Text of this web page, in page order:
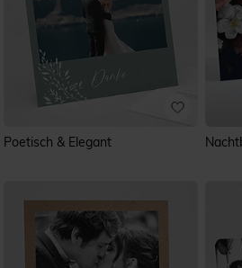
Poetisch & Elegant